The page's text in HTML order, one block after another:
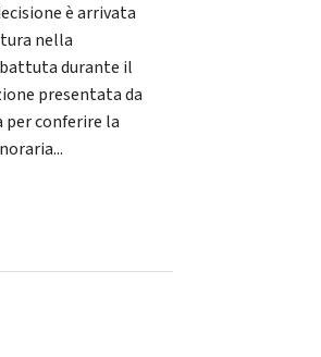
è arrivata
nella
durante il
presentata da
conferire la